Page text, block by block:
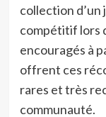
collection
compétitif lors
encouragés à
offrent ces
rares et très
communauté.